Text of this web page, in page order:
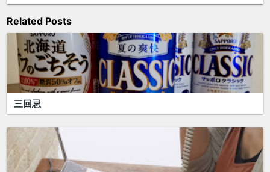
Related Posts
三回忌